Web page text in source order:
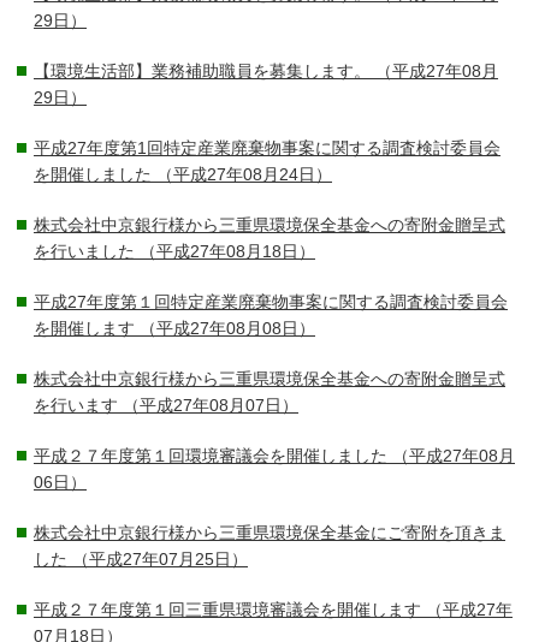
29日）
【環境生活部】業務補助職員を募集します。
（平成27年08月
29日）
平成27年度第1回特定産業廃棄物事案に関する調査検討委員会
を開催しました
（平成27年08月24日）
株式会社中京銀行様から三重県環境保全基金への寄附金贈呈式
を行いました
（平成27年08月18日）
平成27年度第１回特定産業廃棄物事案に関する調査検討委員会
を開催します （平成27年08月08日）
株式会社中京銀行様から三重県環境保全基金への寄附金贈呈式
を行います （平成27年08月07日）
平成２７年度第１回環境審議会を開催しました
（平成27年08月
06日）
株式会社中京銀行様から三重県環境保全基金にご寄附を頂きま
した
（平成27年07月25日）
平成２７年度第１回三重県環境審議会を開催します （平成27年
07月18日）